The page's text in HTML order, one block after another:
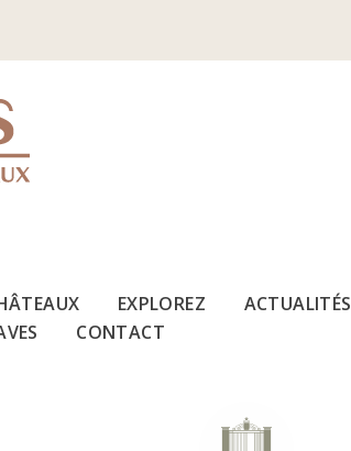
EXPLOREZ ACTUALITÉS
CONTACT